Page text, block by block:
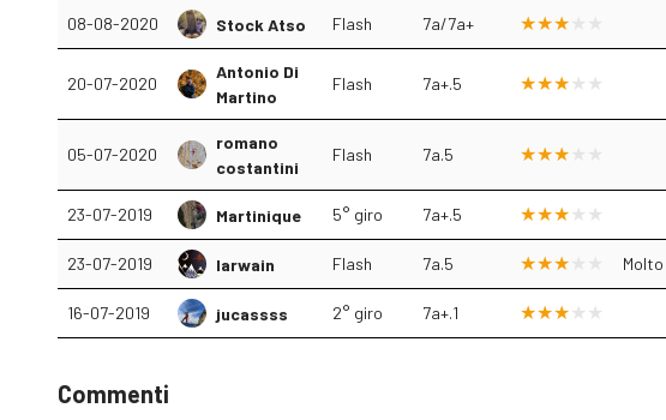
08-08-2020 Stock Atso Flash 7a/7a+
20-07-2020
Antonio Di
Martino
Flash 7a+.5
05-07-2020
romano
costantini
Flash 7a.5
23-07-2019 Martinique 5° giro 7a+.5
23-07-2019 Iarwain Flash 7a.5
16-07-2019 jucassss 2° giro 7a+.1
Commenti